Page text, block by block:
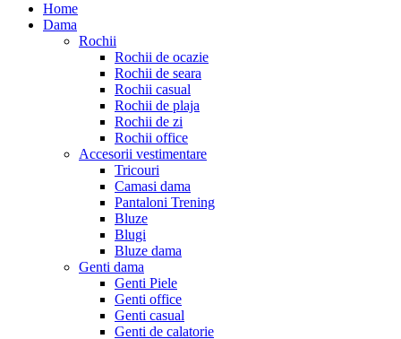
Home
Dama
Rochii
Rochii de ocazie
Rochii de seara
Rochii casual
Rochii de plaja
Rochii de zi
Rochii office
Accesorii vestimentare
Tricouri
Camasi dama
Pantaloni Trening
Bluze
Blugi
Bluze dama
Genti dama
Genti Piele
Genti office
Genti casual
Genti de calatorie